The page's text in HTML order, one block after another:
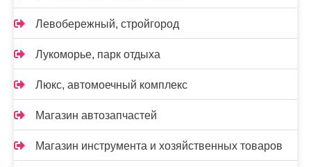
Левобережный, стройгород
Лукоморье, парк отдыха
Люкс, автомоечный комплекс
Магазин автозапчастей
Магазин инструмента и хозяйственных товаров